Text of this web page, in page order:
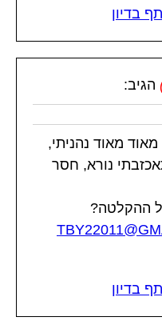
בדיון
הגיב:
מאוד נהניתי,
נורא, חסר
ההקלטה?
בדיון